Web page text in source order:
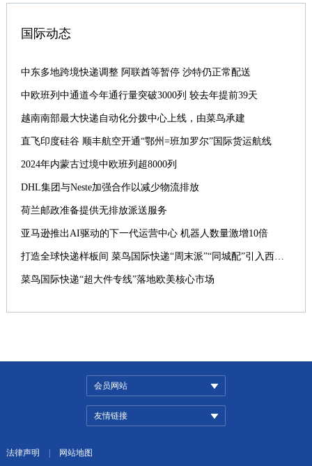
国际动态
中东多地跨境快递调整 阿联酋等暂停 沙特仍正常配送
中欧班列中通道今年通行量突破3000列 较去年提前39天
越南南部最大快递自动化分拨中心上线，由菜鸟承建
直飞印度硅谷 顺丰航空开通“鄂州=班加罗尔”国际货运航线
2024年内蒙古过境中欧班列超8000列
DHL集团与Neste加强合作以减少物流排放
荷兰邮政准备提供无排放派送服务
亚马逊推出AI驱动的下一代运营中心 机器人数量激增10倍
打造全球快递样板间 菜鸟国际快递“周末派”“同城配”引入西班牙
菜鸟国际快递“超大件专线”落地欧美核心市场
会员网站
友情链接
法律声明 网站地图